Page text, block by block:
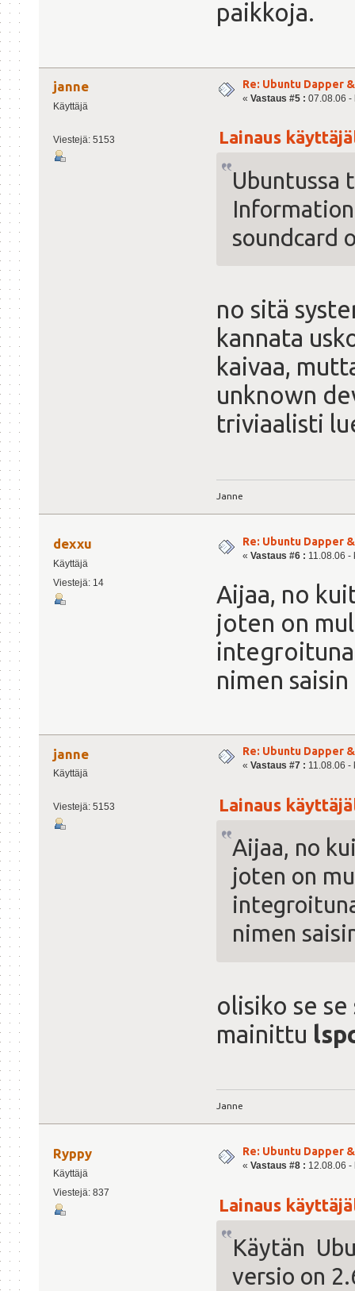
paikkoja.
janne
Käyttäjä
Viestejä: 5153
Re: Ubuntu Dapper
« Vastaus #5 : 07.08.06 -
Lainaus
Ubuntussa
soundcard
no sitä
kannata
kaivaa,
unknown
triviaalisti
Janne
dexxu
Käyttäjä
Viestejä: 14
Re: Ubuntu Dapper
« Vastaus #6 : 11.08.06 -
Aijaa, no
joten on
nimen saisin
janne
Käyttäjä
Viestejä: 5153
Re: Ubuntu Dapper
« Vastaus #7 : 11.08.06 -
Lainaus
Aijaa, no
joten on
nimen
olisiko se
mainittu
Janne
Ryppy
Käyttäjä
Viestejä: 837
Re: Ubuntu Dapper
« Vastaus #8 : 12.08.06 -
Lainaus
Käytän
versio on